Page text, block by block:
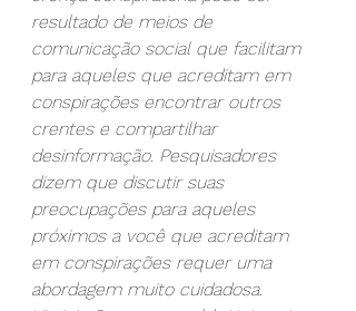
resultado de meios de
comunicação social que facilitam
para aqueles que acreditam em
conspirações encontrar outros
crentes e compartilhar
desinformação. Pesquisadores
dizem que discutir suas
preocupações para aqueles
próximos a você que acreditam
em conspirações requer uma
abordagem muito cuidadosa.